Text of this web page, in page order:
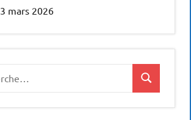
3 mars 2026
Recherche